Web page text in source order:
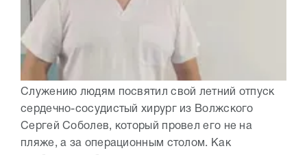
Служению людям посвятил свой летний отпуск
сердечно-сосудистый хирург из Волжского
Сергей Соболев, который провел его не на
пляже, а за операционным столом. Как